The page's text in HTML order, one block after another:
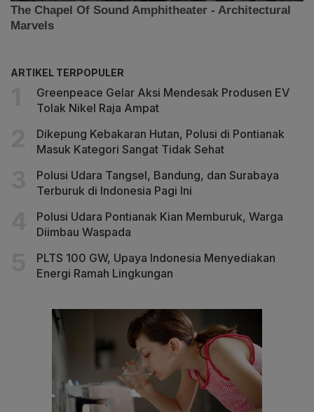
ARTIKEL TERPOPULER
Greenpeace Gelar Aksi Mendesak Produsen EV
Tolak Nikel Raja Ampat
Dikepung Kebakaran Hutan, Polusi di Pontianak
Masuk Kategori Sangat Tidak Sehat
Polusi Udara Tangsel, Bandung, dan Surabaya
Terburuk di Indonesia Pagi Ini
Polusi Udara Pontianak Kian Memburuk, Warga
Diimbau Waspada
PLTS 100 GW, Upaya Indonesia Menyediakan
Energi Ramah Lingkungan